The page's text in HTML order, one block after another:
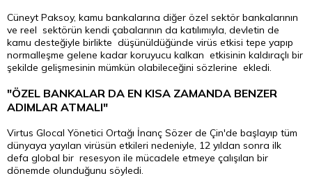
Cüneyt Paksoy, kamu bankalarına diğer özel sektör bankalarının
ve reel sektörün kendi çabalarının da katılımıyla, devletin de
kamu desteğiyle birlikte düşünüldüğünde virüs etkisi tepe yapıp
normalleşme gelene kadar koruyucu kalkan etkisinin kaldıraçlı bir
şekilde gelişmesinin mümkün olabileceğini sözlerine ekledi.
"ÖZEL BANKALAR DA EN KISA ZAMANDA BENZER
ADIMLAR ATMALI"
Virtus Glocal Yönetici Ortağı İnanç Sözer de Çin'de başlayıp tüm
dünyaya yayılan virüsün etkileri nedeniyle, 12 yıldan sonra ilk
defa global bir resesyon ile mücadele etmeye çalışılan bir
dönemde olunduğunu söyledi.